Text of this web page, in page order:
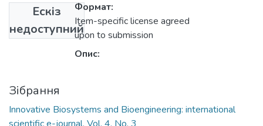
Ескіз
недоступний
Формат:
Item-specific license agreed
upon to submission
Опис:
Зібрання
Innovative Biosystems and Bioengineering: international